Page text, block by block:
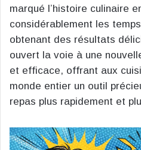
marqué l’histoire culinaire
considérablement les
obtenant des résultats
ouvert la voie à une
et efficace, offrant aux
monde entier un outil
repas plus rapidement et